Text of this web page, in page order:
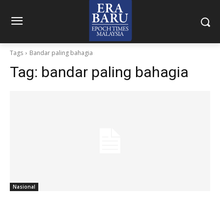
Tags Bandar paling bahagia
Tag: bandar paling bahagia
Nasional